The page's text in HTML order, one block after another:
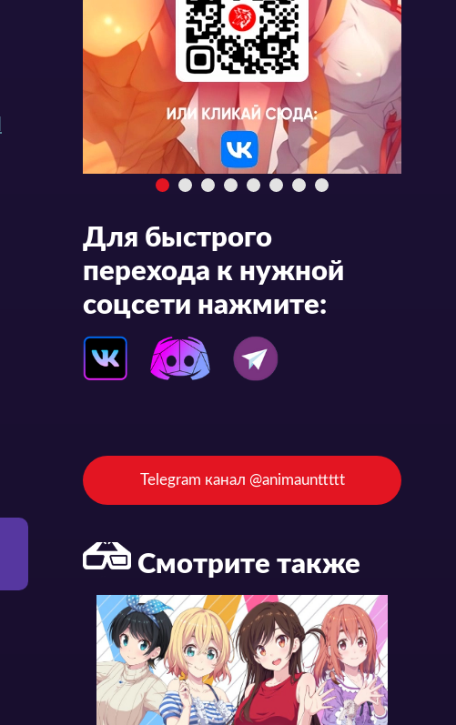
Для быстрого
перехода к нужной
соцсети нажмите:
Telegram канал @animaunttttt
Смотрите также